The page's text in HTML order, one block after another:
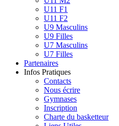
U11 F1
U11 F2
U9 Masculins
U9 Filles
U7 Masculins
U7 Filles
Partenaires
Infos Pratiques
Contacts
Nous écrire
Gymnases
Inscription
Charte du basketteur